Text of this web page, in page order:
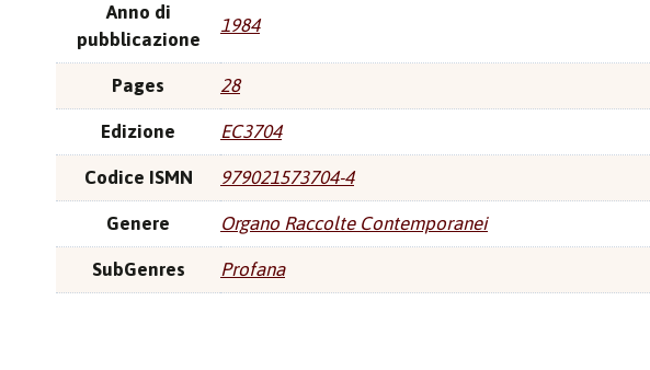
Anno di
pubblicazione
1984
Pages 28
Edizione EC3704
Codice ISMN 979021573704-4
Genere Organo Raccolte Contemporanei
SubGenres Profana